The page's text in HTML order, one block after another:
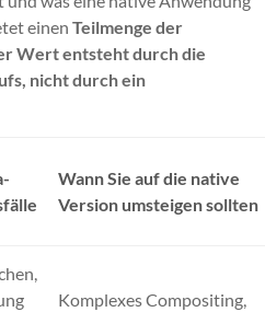
einen Teilmenge der
Wert entsteht durch die
nicht durch ein
Wann Sie auf die native
Version umsteigen sollten
Komplexes Compositing,